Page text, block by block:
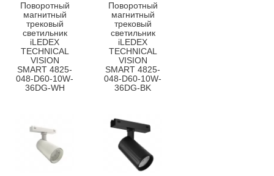
Поворотный
магнитный
трековый
светильник
iLEDEX
TECHNICAL
VISION
SMART 4825-
048-D60-10W-
36DG-WH
Поворотный
магнитный
трековый
светильник
iLEDEX
TECHNICAL
VISION
SMART 4825-
048-D60-10W-
36DG-BK